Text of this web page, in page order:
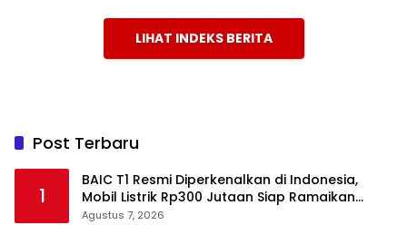
LIHAT INDEKS BERITA
Post Terbaru
1
BAIC T1 Resmi Diperkenalkan di Indonesia,
Mobil Listrik Rp300 Jutaan Siap Ramaikan
Pasar EV
Agustus 7, 2026